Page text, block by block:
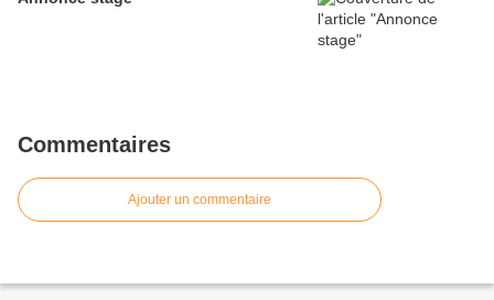
Commentaires
Ajouter un commentaire